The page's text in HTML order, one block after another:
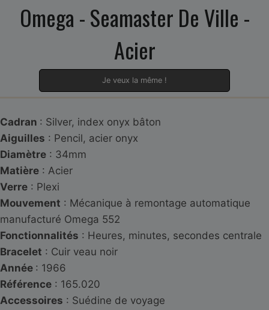
Omega - Seamaster De Ville -
Acier
Je veux la même !
Cadran : Silver, index onyx bâton
Aiguilles : Pencil, acier onyx
Diamètre : 34mm
Matière : Acier
Verre : Plexi
Mouvement : Mécanique à remontage automatique
manufacturé Omega 552
Fonctionnalités : Heures, minutes, secondes centrale
Bracelet : Cuir veau noir
Année : 1966
Référence : 165.020
Accessoires : Suédine de voyage